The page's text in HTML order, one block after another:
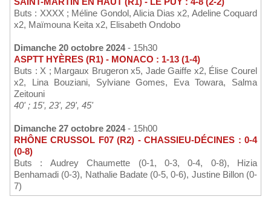
Buts : XXXX ; Méline Gondol, Alicia Dias x2, Adeline Coquard
x2, Maïmouna Keita x2, Elisabeth Ondobo
Dimanche 20 octobre 2024- 15h30
ASPTT HYÈRES (R1) - MONACO : 1-13 (1-4)
Buts : X ; Margaux Brugeron x5, Jade Gaiffe x2, Élise Courel
x2, Lina Bouziani, Sylviane Gomes, Eva Towara, Salma
Zeitouni
40' ; 15', 23', 29', 45'
Dimanche 27 octobre 2024- 15h00
RHÔNE CRUSSOL F07 (R2) - CHASSIEU-DÉCINES : 0-4
(0-8)
Buts : Audrey Chaumette (0-1, 0-3, 0-4, 0-8), Hizia
Benhamadi (0-3), Nathalie Badate (0-5, 0-6), Justine Billon (0-
7)